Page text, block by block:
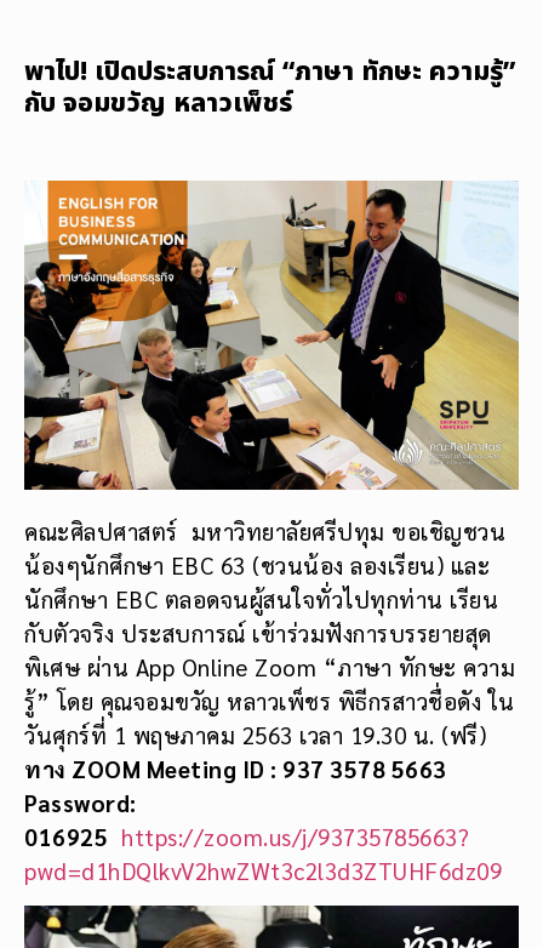
พาไป! เปิดประสบการณ์ “ภาษา ทักษะ ความรู้”
กับ จอมขวัญ หลาวเพ็ชร์
คณะศิลปศาสตร์ มหาวิทยาลัยศรีปทุม ขอเชิญชวน
น้องๆนักศึกษา EBC 63 (ชวนน้อง ลองเรียน) และ
นักศึกษา EBC ตลอดจนผู้สนใจทั่วไปทุกท่าน เรียน
กับตัวจริง ประสบการณ์ เข้าร่วมฟังการบรรยายสุด
พิเศษ ผ่าน App Online Zoom “ภาษา ทักษะ ความ
รู้” โดย คุณจอมขวัญ หลาวเพ็ชร พิธีกรสาวชื่อดัง ใน
วันศุกร์ที่ 1 พฤษภาคม 2563 เวลา 19.30 น. (ฟรี)
ทาง ZOOM Meeting ID : 937 3578 5663
Password:
016925 https://zoom.us/j/93735785663?
pwd=d1hDQlkvV2hwZWt3c2l3d3ZTUHF6dz09